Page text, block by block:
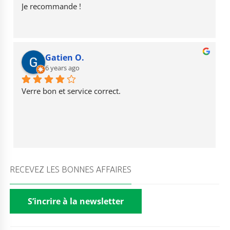
Je recommande !
Gatien O.
6 years ago
Verre bon et service correct.
RECEVEZ LES BONNES AFFAIRES
S’incrire à la newsletter